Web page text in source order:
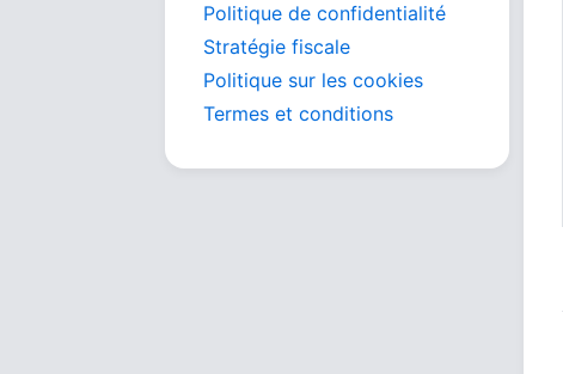
Politique de confidentialité
Stratégie fiscale
Politique sur les cookies
Termes et conditions